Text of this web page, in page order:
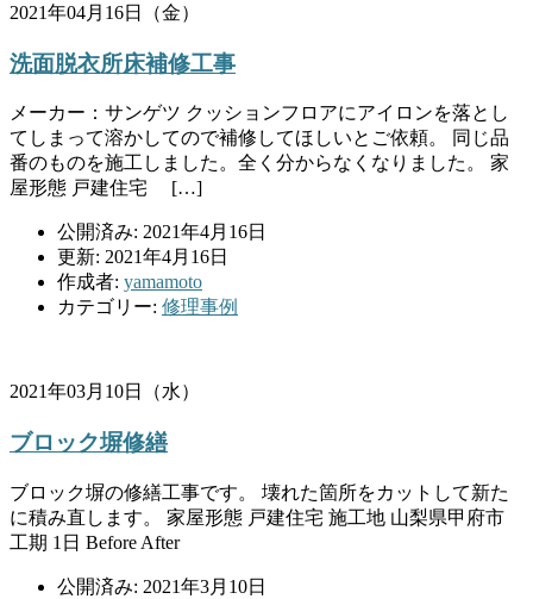
2021年04月16日（金）
洗面脱衣所床補修工事
メーカー：サンゲツ クッションフロアにアイロンを落とし
てしまって溶かしてので補修してほしいとご依頼。 同じ品
番のものを施工しました。全く分からなくなりました。 家
屋形態 戸建住宅 […]
公開済み: 2021年4月16日
更新: 2021年4月16日
作成者: yamamoto
カテゴリー: 修理事例
2021年03月10日（水）
ブロック塀修繕
ブロック塀の修繕工事です。 壊れた箇所をカットして新た
に積み直します。 家屋形態 戸建住宅 施工地 山梨県甲府市
工期 1日 Before After
公開済み: 2021年3月10日